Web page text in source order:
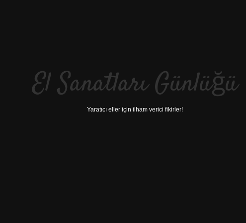
El Sanatları Günlüğü
Yaratıcı eller için ilham verici fikirler!